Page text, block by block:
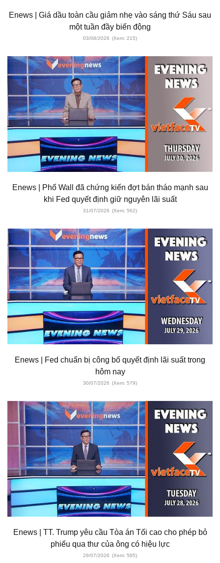
Enews | Giá dầu toàn cầu giảm nhẹ vào sáng thứ Sáu sau
một tuần đầy biến động
03/08/2026 (Xem: 215)
Enews | Phố Wall đã chứng kiến ​​đợt bán tháo mạnh sau
khi Fed quyết định giữ nguyên lãi suất
31/07/2026 (Xem: 562)
Enews | Fed chuẩn bị công bố quyết định lãi suất trong
hôm nay
30/07/2026 (Xem: 579)
Enews | TT. Trump yêu cầu Tòa án Tối cao cho phép bỏ
phiếu qua thư của ông có hiệu lực
29/07/2026 (Xem: 595)